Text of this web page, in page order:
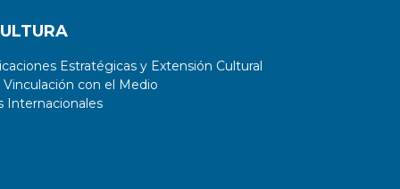
Estratégicas y Extensión Cultural
con el Medio
Internacionales